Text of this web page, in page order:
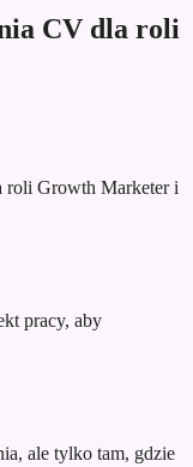
CV dla roli
roli Growth Marketer i
pracy, aby
ale tylko tam, gdzie